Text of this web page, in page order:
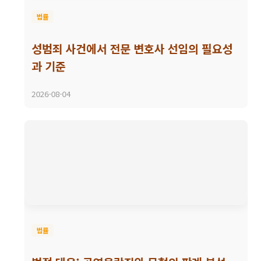
법률
성범죄 사건에서 전문 변호사 선임의 필요성
과 기준
2026-08-04
법률